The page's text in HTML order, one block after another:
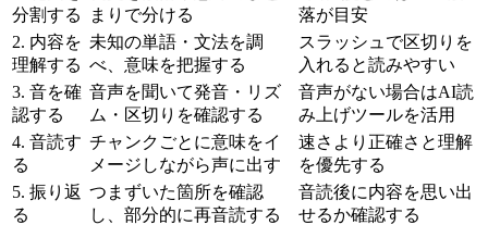
分割する
まりで分ける
落が目安
2. 内容を
理解する
未知の単語・文法を調
べ、意味を把握する
スラッシュで区切りを
入れると読みやすい
3. 音を確
認する
音声を聞いて発音・リズ
ム・区切りを確認する
音声がない場合はAI読
み上げツールを活用
4. 音読す
る
チャンクごとに意味をイ
メージしながら声に出す
速さより正確さと理解
を優先する
5. 振り返
る
つまずいた箇所を確認
し、部分的に再音読する
音読後に内容を思い出
せるか確認する